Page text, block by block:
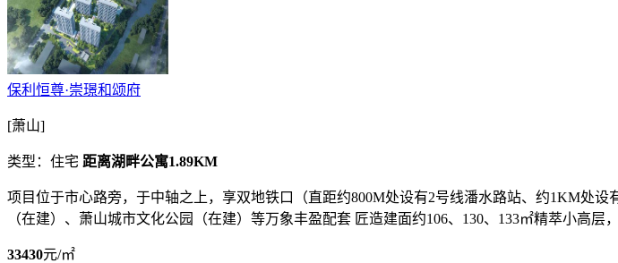
保利恒尊·崇璟和颂府
[萧山]
类型：住宅 距离湖畔公寓1.89KM
项目位于市心路旁，于中轴之上，享双地铁口（直距约800M处设有2号线潘水路站、约1KM处
（在建）、萧山城市文化公园（在建）等万象丰盈配套 匠造建面约106、130、133㎡精萃小高层
33430元/㎡